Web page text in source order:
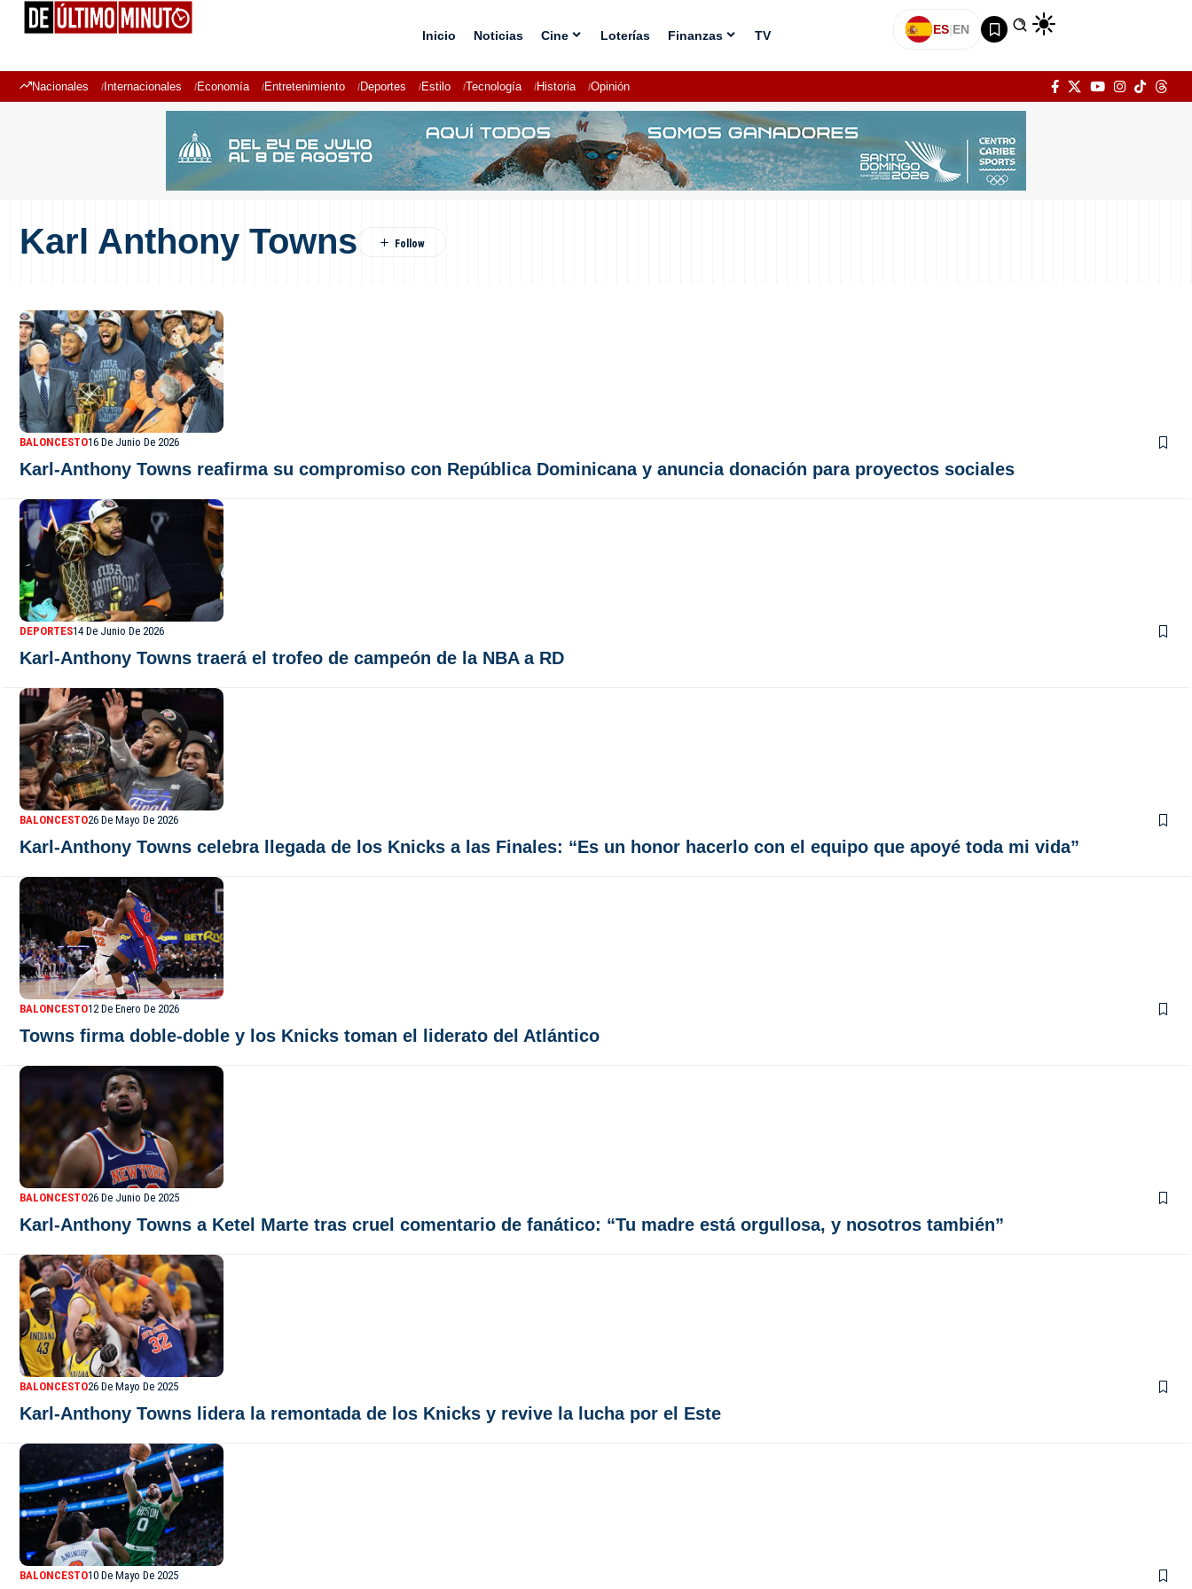
Inicio Noticias Cine Loterías Finanzas TV ES|EN
Nacionales Internacionales Economía Entretenimiento Deportes Estilo Tecnología Historia Opinión
Karl Anthony Towns
BALONCESTO16 De Junio De 2026
Karl-Anthony Towns reafirma su compromiso con República Dominicana y anuncia donación para proyectos sociales
DEPORTES14 De Junio De 2026
Karl-Anthony Towns traerá el trofeo de campeón de la NBA a RD
BALONCESTO26 De Mayo De 2026
Karl-Anthony Towns celebra llegada de los Knicks a las Finales: “Es un honor hacerlo con el equipo que apoyé toda mi vida”
BALONCESTO12 De Enero De 2026
Towns firma doble-doble y los Knicks toman el liderato del Atlántico
BALONCESTO26 De Junio De 2025
Karl-Anthony Towns a Ketel Marte tras cruel comentario de fanático: “Tu madre está orgullosa, y nosotros también”
BALONCESTO26 De Mayo De 2025
Karl-Anthony Towns lidera la remontada de los Knicks y revive la lucha por el Este
BALONCESTO10 De Mayo De 2025